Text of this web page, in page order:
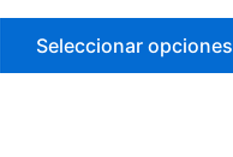
Seleccionar opciones